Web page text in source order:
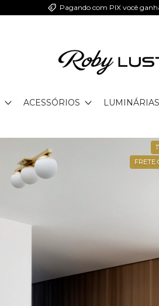
Pagando com PIX você
ACESSÓRIOS LUMINÁRIAS
FRETE